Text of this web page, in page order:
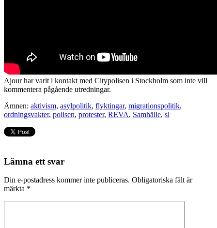
Ajour har varit i kontakt med Citypolisen i Stockholm som inte vill
kommentera pågående utredningar.
Ämnen: aktivism, asylpolitik, flyktingar, migrationspolitik,
ordningsvakter, polisen, protester, REVA, Samhälle, sl
Lämna ett svar
Din e-postadress kommer inte publiceras. Obligatoriska fält är
märkta *